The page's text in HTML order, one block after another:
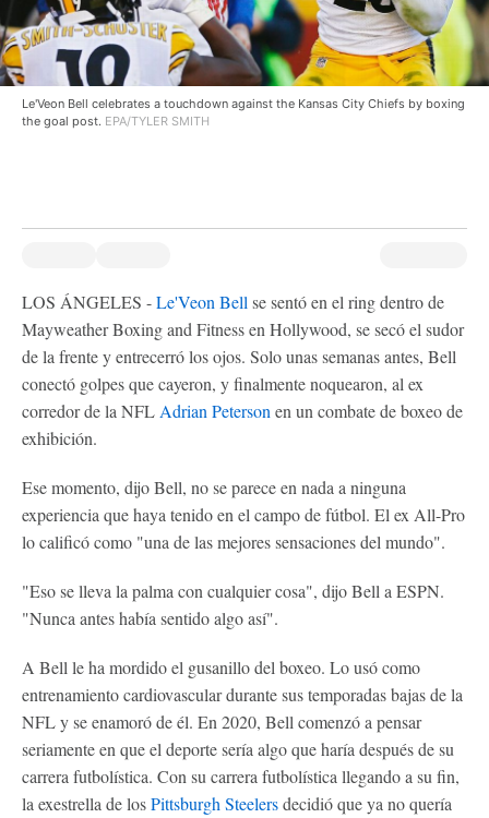
Le'Veon Bell celebrates a touchdown against the Kansas City Chiefs by boxing
the goal post. EPA/TYLER SMITH
LOS ÁNGELES -Le'Veon Bell se sentó en el ring dentro de
Mayweather Boxing and Fitness en Hollywood, se secó el sudor
de la frente y entrecerró los ojos. Solo unas semanas antes, Bell
conectó golpes que cayeron, y finalmente noquearon, al ex
corredor de la NFL Adrian Peterson en un combate de boxeo de
exhibición.
Ese momento, dijo Bell, no se parece en nada a ninguna
experiencia que haya tenido en el campo de fútbol. El ex All-Pro
lo calificó como "una de las mejores sensaciones del mundo".
"Eso se lleva la palma con cualquier cosa", dijo Bell a ESPN.
"Nunca antes había sentido algo así".
A Bell le ha mordido el gusanillo del boxeo. Lo usó como
entrenamiento cardiovascular durante sus temporadas bajas de la
NFL y se enamoró de él. En 2020, Bell comenzó a pensar
seriamente en que el deporte sería algo que haría después de su
carrera futbolística. Con su carrera futbolística llegando a su fin,
la exestrella de losPittsburgh Steelersdecidió que ya no quería